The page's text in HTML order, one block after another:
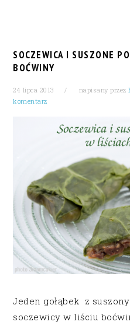
SOCZEWICA I SUSZONE
BOĆWINY
24 lipca 2013 napisany przez
komentarz
Jeden gołąbek z
soczewicy w liściu